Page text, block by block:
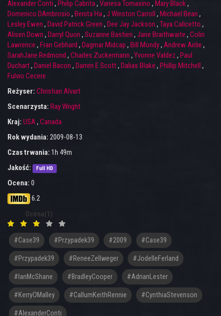
Alexander Conti , Philip Cabrita, Vanesa Tomasino , Mary Black,
Domenico DAmbrosio , Benita Ha, J Winston Carroll , Michael Bean ,
Lesley Ewen , David Patrick Green , Dee Jay Jackson , Taya Calicetto ,
Alisen Down , Darryl Quon , Suzanne Bastien , Jane Braithwaite , Colin
Lawrence , Fran Gebhard , Dagmar Midcap , Bill Mondy, Andrew Airlie ,
SarahJane Redmond , Charles Zuckermann , Yvonne Valdez , Paul
Duchart, Daniel Bacon , Darren E Scott, Dalias Blake , Phillip Mitchell ,
Fulvio Cecere
Reżyser: Christian Alvart
Scenarzysta: Ray Wright
Kraj: USA, Canada
Rok wydania: 2009-08-13
Czas trwania: 1h 49m
Jakość:
Full HD
Ocena: 0
6.2
Ocena(1)
#case39 #przypadek39 #2009 #Case39
#Przypadek39 #ReneeZellweger #JodelleFerland
#IanMcShane #BradleyCooper #AdrianLester
#KerryOMalley #CallumKeithRennie #CynthiaStevenson
#AlexanderConti